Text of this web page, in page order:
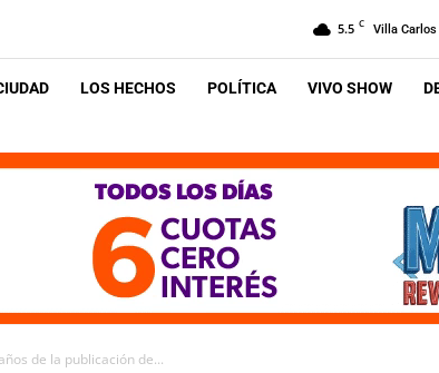
5.5 C Villa Carlos
LOS HECHOS POLÍTICA VIVO SHOW
de la publicación de...